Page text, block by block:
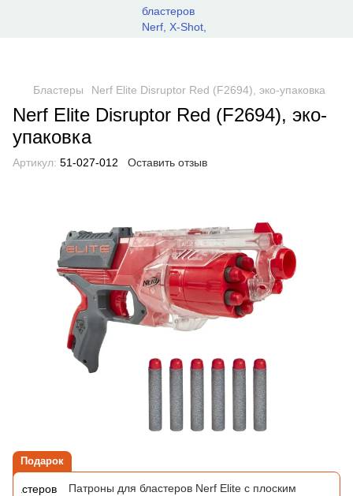
Бластеры Nerf Elite Disruptor Red (F2694), эко-упаковка
Nerf Elite Disruptor Red (F2694), эко-
упаковка
Артикул: 51-027-012 Оставить отзыв
Подарок
Патроны для бластеров Nerf Elite с плоским